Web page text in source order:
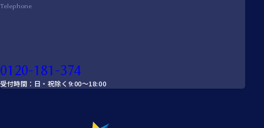
Telephone
0120-181-374
受付時間：日・祝除く9:00～18:00